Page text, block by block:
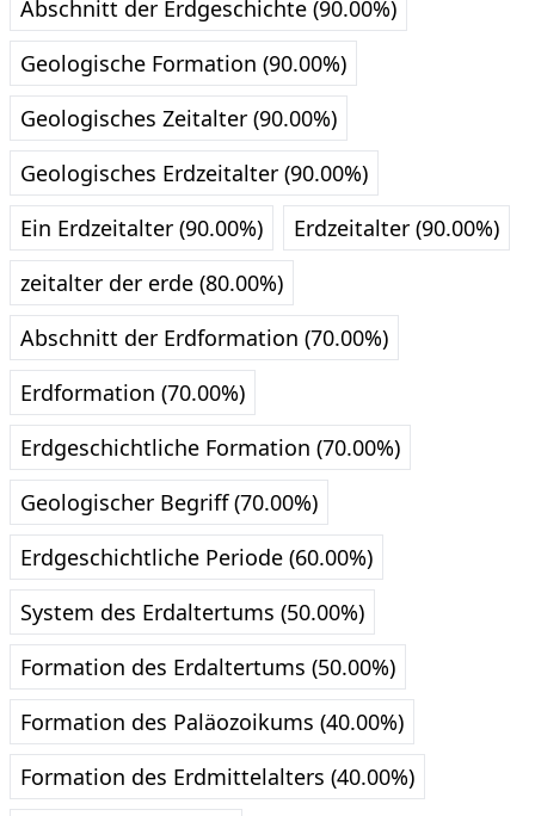
Abschnitt der Erdgeschichte (90.00%)
Geologische Formation (90.00%)
Geologisches Zeitalter (90.00%)
Geologisches Erdzeitalter (90.00%)
Ein Erdzeitalter (90.00%)
Erdzeitalter (90.00%)
zeitalter der erde (80.00%)
Abschnitt der Erdformation (70.00%)
Erdformation (70.00%)
Erdgeschichtliche Formation (70.00%)
Geologischer Begriff (70.00%)
Erdgeschichtliche Periode (60.00%)
System des Erdaltertums (50.00%)
Formation des Erdaltertums (50.00%)
Formation des Paläozoikums (40.00%)
Formation des Erdmittelalters (40.00%)